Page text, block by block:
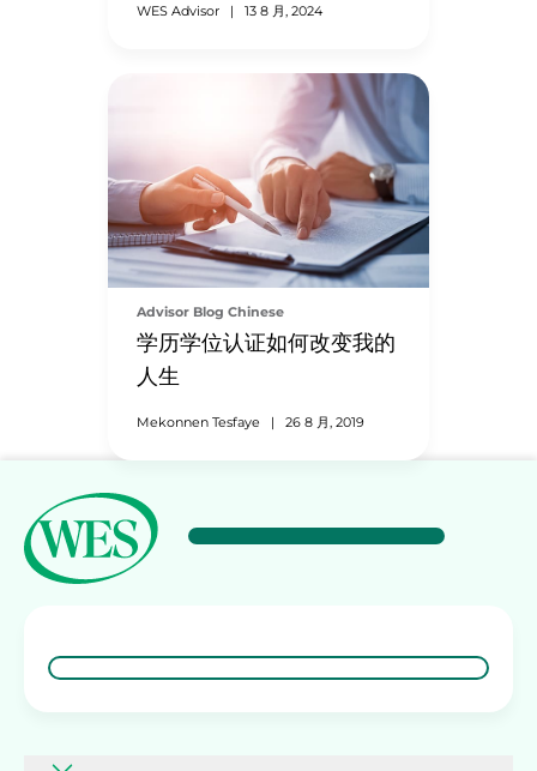
WES Advisor | 13 8 月, 2024
Advisor Blog Chinese
学历学位认证如何改变我的
人生
Mekonnen Tesfaye | 26 8 月, 2019